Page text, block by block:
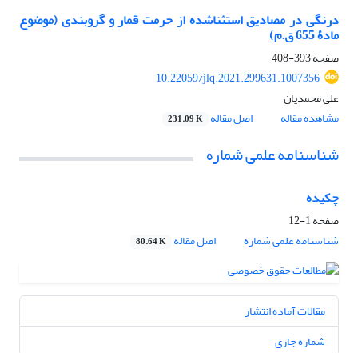
درنگی در مصادیق استثناشده از حرمت قمار و گروبندی (موضوع
مادۀ 655 ق.م)
صفحه393-408
10.22059/jlq.2021.299631.1007356
علی محمدیان
مشاهده مقاله
اصل مقاله 231.09 K
شناسنامه علمی شماره
چکیده
صفحه1-12
شناسنامه علمی شماره
اصل مقاله 80.64 K
مقالات آماده انتشار
شماره جاری